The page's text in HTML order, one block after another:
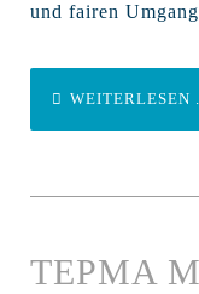
und fairen
WEITERLESEN
TEPMA